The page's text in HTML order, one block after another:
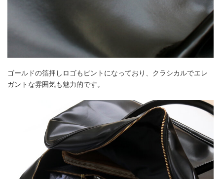
ゴールドの箔押しロゴもピントになっており、クラシカルでエレ
ガントな雰囲気も魅力的です。